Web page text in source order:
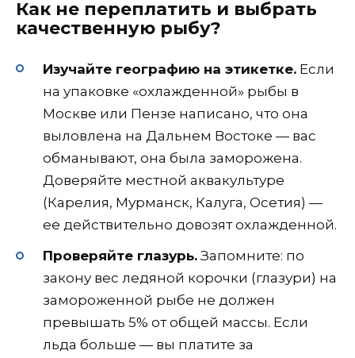
Как не переплатить и выбрать
качественную рыбу?
Изучайте географию на этикетке. Если
на упаковке «охлажденной» рыбы в
Москве или Пензе написано, что она
выловлена на Дальнем Востоке — вас
обманывают, она была заморожена.
Доверяйте местной аквакультуре
(Карелия, Мурманск, Калуга, Осетия) —
ее действительно довозят охлажденной.
Проверяйте глазурь. Запомните: по
закону вес ледяной корочки (глазури) на
замороженной рыбе не должен
превышать 5% от общей массы. Если
льда больше — вы платите за